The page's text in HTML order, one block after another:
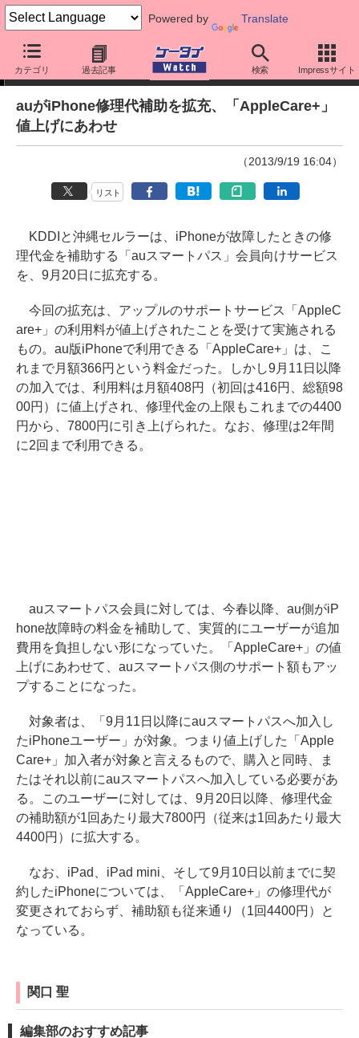
Powered by Translate
カテゴリ 過去記事 検索 Impressサイト
ニュース
auがiPhone修理代補助を拡充、「AppleCare+」
値上げにあわせ
（2013/9/19 16:04）
リスト
KDDIと沖縄セルラーは、iPhoneが故障したときの修
理代金を補助する「auスマートパス」会員向けサービス
を、9月20日に拡充する。
今回の拡充は、アップルのサポートサービス「AppleC
are+」の利用料が値上げされたことを受けて実施される
もの。au版iPhoneで利用できる「AppleCare+」は、こ
れまで月額366円という料金だった。しかし9月11日以降
の加入では、利用料は月額408円（初回は416円、総額98
00円）に値上げされ、修理代金の上限もこれまでの4400
円から、7800円に引き上げられた。なお、修理は2年間
に2回まで利用できる。
auスマートパス会員に対しては、今春以降、au側がiP
hone故障時の料金を補助して、実質的にユーザーが追加
費用を負担しない形になっていた。「AppleCare+」の値
上げにあわせて、auスマートパス側のサポート額もアッ
プすることになった。
対象者は、「9月11日以降にauスマートパスへ加入し
たiPhoneユーザー」が対象。つまり値上げした「Apple
Care+」加入者が対象と言えるもので、購入と同時、ま
たはそれ以前にauスマートパスへ加入している必要があ
る。このユーザーに対しては、9月20日以降、修理代金
の補助額が1回あたり最大7800円（従来は1回あたり最大
4400円）に拡大する。
なお、iPad、iPad mini、そして9月10日以前までに契
約したiPhoneについては、「AppleCare+」の修理代が
変更されておらず、補助額も従来通り（1回4400円）と
なっている。
関口 聖
編集部のおすすめ記事